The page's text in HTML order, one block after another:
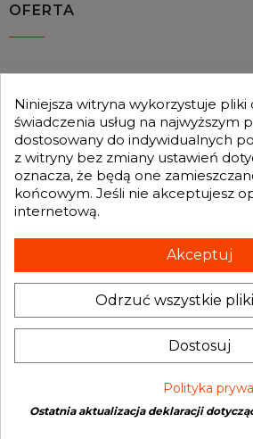
OFERTA
GENESIS TURBO
Otrzymuj informację o nowościach i
INFORMACJA O SKLEPIE
Copyright © 2026 Genesis Turbo. All rights
Niniejsza witryna wykorzystuje pliki
świadczenia usług na najwyższym
dostosowany do indywidualnych
z witryny bez zmiany ustawień
oznacza, że będą one
końcowym. Jeśli nie akceptujesz
internetową.
Akceptuj
Odrzuć wszystkie
Dostosuj
Polityka
Ostatnia aktualizacja deklaracji